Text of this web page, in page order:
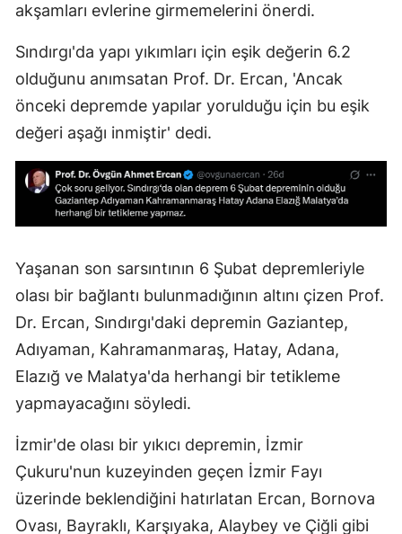
akşamları evlerine girmemelerini önerdi.
Sındırgı'da yapı yıkımları için eşik değerin 6.2
olduğunu anımsatan Prof. Dr. Ercan, 'Ancak
önceki depremde yapılar yorulduğu için bu eşik
değeri aşağı inmiştir' dedi.
Yaşanan son sarsıntının 6 Şubat depremleriyle
olası bir bağlantı bulunmadığının altını çizen Prof.
Dr. Ercan, Sındırgı'daki depremin Gaziantep,
Adıyaman, Kahramanmaraş, Hatay, Adana,
Elazığ ve Malatya'da herhangi bir tetikleme
yapmayacağını söyledi.
İzmir'de olası bir yıkıcı depremin, İzmir
Çukuru'nun kuzeyinden geçen İzmir Fayı
üzerinde beklendiğini hatırlatan Ercan, Bornova
Ovası, Bayraklı, Karşıyaka, Alaybey ve Çiğli gibi